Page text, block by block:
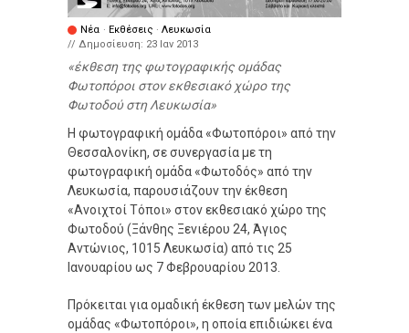
Νέα · Εκθέσεις · Λευκωσία
// Δημοσίευση: 23 Ιαν 2013
έκθεση της φωτογραφικής ομάδας
Φωτοπόροι στον εκθεσιακό χώρο της
Φωτοδού στη Λευκωσία
Η φωτογραφική ομάδα «Φωτοπόροι» από την
Θεσσαλονίκη, σε συνεργασία με τη
φωτογραφική ομάδα «Φωτοδός» από την
Λευκωσία, παρουσιάζουν την έκθεση
«Ανοιχτοί Τόποι» στον εκθεσιακό χώρο της
Φωτοδού (Ξάνθης Ξενιέρου 24, Άγιος
Αντώνιος, 1015 Λευκωσία) από τις 25
Ιανουαρίου ως 7 Φεβρουαρίου 2013.
Πρόκειται για ομαδική έκθεση των μελών της
ομάδας «Φωτοπόροι», η οποία επιδιώκει ένα